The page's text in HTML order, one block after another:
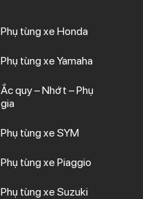
Phụ tùng xe Honda
Phụ tùng xe Yamaha
Ắc quy – Nhớt – Phụ
gia
Phụ tùng xe SYM
Phụ tùng xe Piaggio
Phụ tùng xe Suzuki